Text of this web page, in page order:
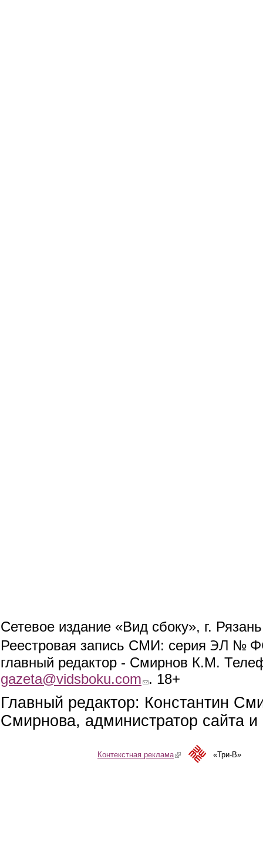
Сетевое издание «Вид сбоку», г.
Реестровая запись СМИ: серия ЭЛ №
главный редактор - Смирнов К.М.
gazeta@vidsboku.com (link sends e-mail)
. 18+
Главный редактор: Константин
Смирнова, администратор сайта
Контекстная реклама(link is external)«Три-В»